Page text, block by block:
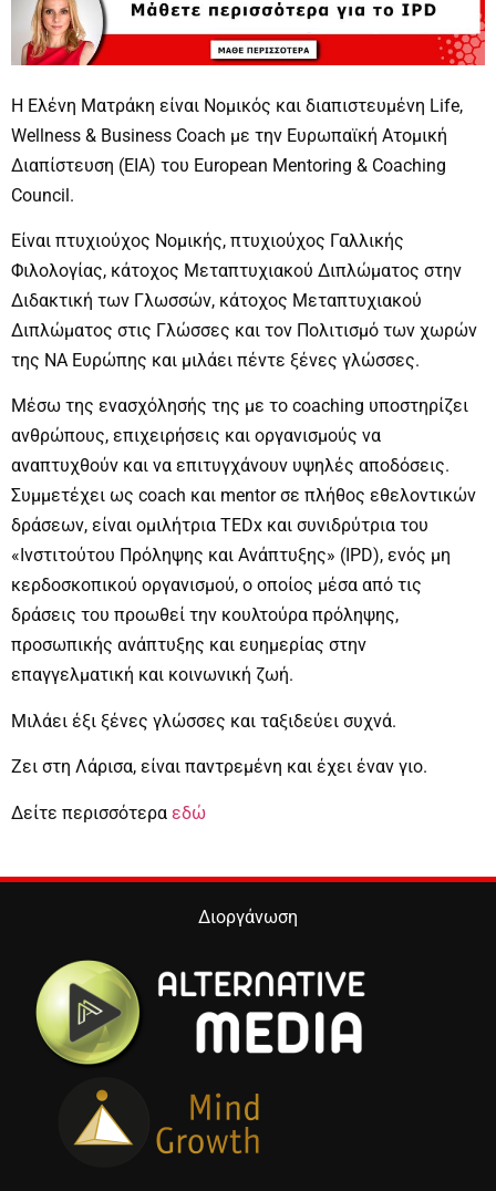
Η Ελένη Ματράκη είναι Νομικός και διαπιστευμένη Life,
Wellness & Business Coach με την Ευρωπαϊκή Ατομική
Διαπίστευση (EIA) του European Mentoring & Coaching
Council.
Είναι πτυχιούχος Νομικής, πτυχιούχος Γαλλικής
Φιλολογίας, κάτοχος Μεταπτυχιακού Διπλώματος στην
Διδακτική των Γλωσσών, κάτοχος Μεταπτυχιακού
Διπλώματος στις Γλώσσες και τον Πολιτισμό των χωρών
της ΝΑ Ευρώπης και μιλάει πέντε ξένες γλώσσες.
Μέσω της ενασχόλησής της με το coaching υποστηρίζει
ανθρώπους, επιχειρήσεις και οργανισμούς να
αναπτυχθούν και να επιτυγχάνουν υψηλές αποδόσεις.
Συμμετέχει ως coach και mentor σε πλήθος εθελοντικών
δράσεων, είναι ομιλήτρια TEDx και συνιδρύτρια του
«Ινστιτούτου Πρόληψης και Ανάπτυξης» (IPD), ενός μη
κερδοσκοπικού οργανισμού, ο οποίος μέσα από τις
δράσεις του προωθεί την κουλτούρα πρόληψης,
προσωπικής ανάπτυξης και ευημερίας στην
επαγγελματική και κοινωνική ζωή.
Μιλάει έξι ξένες γλώσσες και ταξιδεύει συχνά.
Ζει στη Λάρισα, είναι παντρεμένη και έχει έναν γιο.
Δείτε περισσότερα εδώ
Διοργάνωση